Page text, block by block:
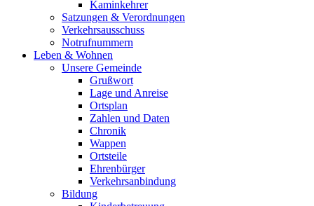
Kaminkehrer
Satzungen & Verordnungen
Verkehrsausschuss
Notrufnummern
Leben & Wohnen
Unsere Gemeinde
Grußwort
Lage und Anreise
Ortsplan
Zahlen und Daten
Chronik
Wappen
Ortsteile
Ehrenbürger
Verkehrsanbindung
Bildung